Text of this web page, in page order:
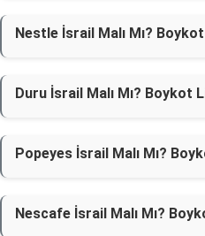
Nestle İsrail Malı Mı?
Duru İsrail Malı Mı? Boykot
Popeyes İsrail Malı Mı?
Nescafe İsrail Malı Mı?